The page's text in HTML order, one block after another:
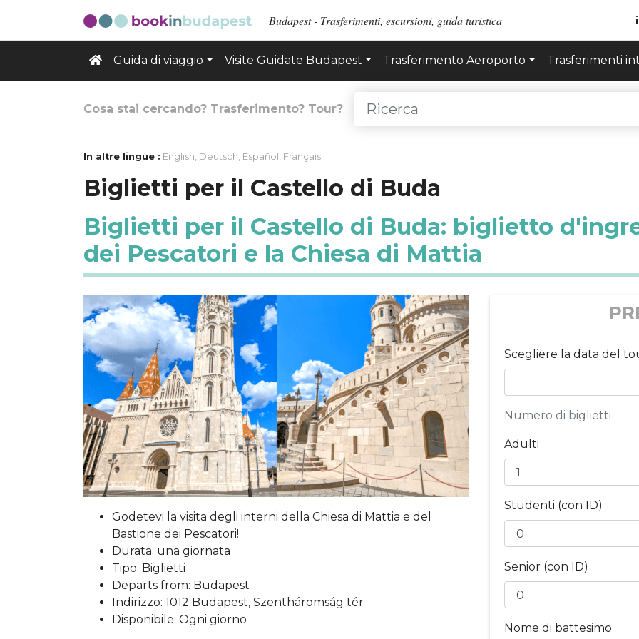
Budapest - Trasferimenti, escursioni, guida turistica
Guida di viaggio Visite Guidate Budapest Trasferimento Aeroporto Trasferimenti
Cosa stai cercando? Trasferimento? Tour?
In altre lingue : English, Deutsch, Español , Français
Biglietti per il Castello di Buda
Biglietti per il Castello di Buda: biglietto
dei Pescatori e la Chiesa di Mattia
Godetevi la visita degli interni della Chiesa di Mattia e del
Bastione dei Pescatori!
Durata: una giornata
Tipo: Biglietti
Departs from: Budapest
Indirizzo: 1012 Budapest, Szentháromság tér
Disponibile: Ogni giorno
Scegliere la data del
Numero di biglietti
Adulti
Studenti (con ID)
Senior (con ID)
Nome di battesimo